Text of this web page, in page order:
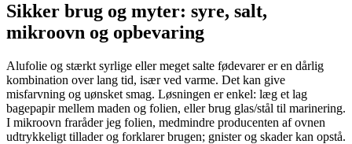
Sikker brug og myter: syre, salt,
mikroovn og opbevaring
Alufolie og stærkt syrlige eller meget salte fødevarer er en dårlig
kombination over lang tid, især ved varme. Det kan give
misfarvning og uønsket smag. Løsningen er enkel: læg et lag
bagepapir mellem maden og folien, eller brug glas/stål til marinering.
I mikroovn fraråder jeg folien, medmindre producenten af ovnen
udtrykkeligt tillader og forklarer brugen; gnister og skader kan opstå.